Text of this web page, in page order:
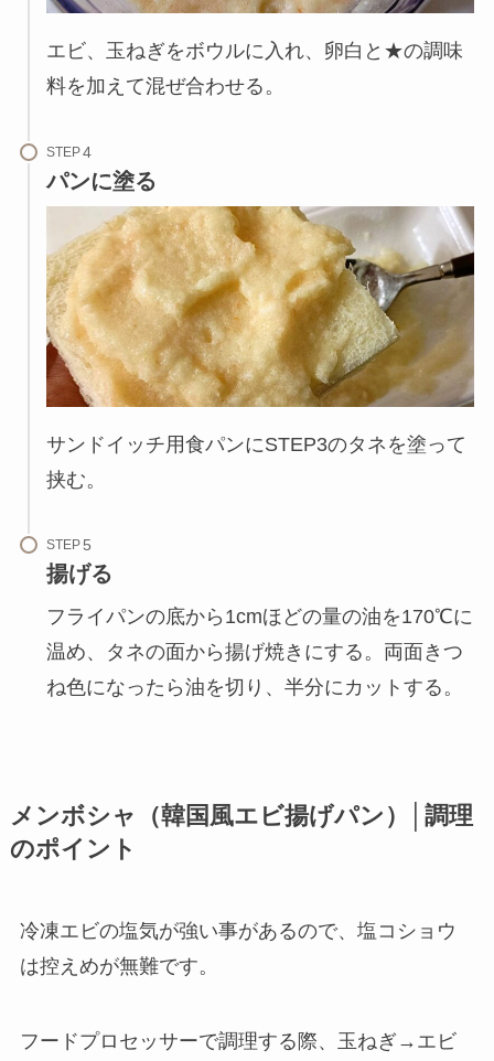
エビ、玉ねぎをボウルに入れ、卵白と★の調味
料を加えて混ぜ合わせる。
STEP
パンに塗る
サンドイッチ用食パンにSTEP3のタネを塗って
挟む。
STEP
揚げる
フライパンの底から1cmほどの量の油を170℃に
温め、タネの面から揚げ焼きにする。両面きつ
ね色になったら油を切り、半分にカットする。
メンボシャ（韓国風エビ揚げパン）│調理
のポイント
冷凍エビの塩気が強い事があるので、塩コショウ
は控えめが無難です。
フードプロセッサーで調理する際、玉ねぎ→エビ